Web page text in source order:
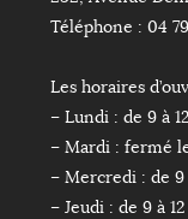
Téléphone : 04
Les horaires
– Lundi : de 9 à
– Mardi : fermé
– Mercredi : de 9
– Jeudi : de 9 à